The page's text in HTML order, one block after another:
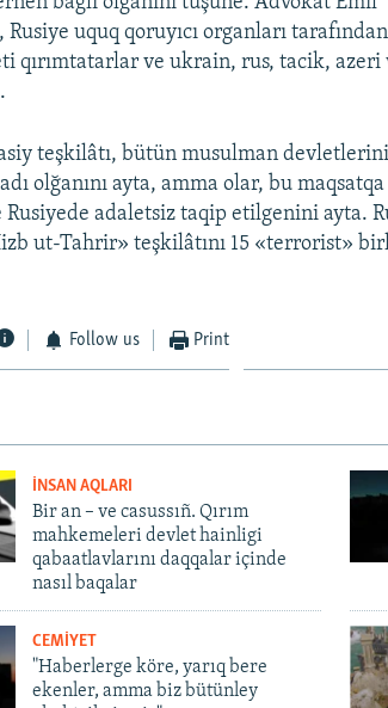
uquq qoruyıcı organları
qırımtatarlar ve ukrain, rus, tacik, azeri
teşkilâtı, bütün musulman
olğanını ayta, amma olar, bu
adaletsiz taqip etilgenini ayta.
ut-Tahrir» teşkilâtını 15 «terrorist»
Follow us Print
İNSAN AQLARI
Bir an – ve casussıñ. Qırım
mahkemeleri devlet hainligi
qabaatlavlarını daqqalar içinde
nasıl baqalar
CEMİYET
"Haberlerge köre, yarıq bere
ekenler, amma biz bütünley